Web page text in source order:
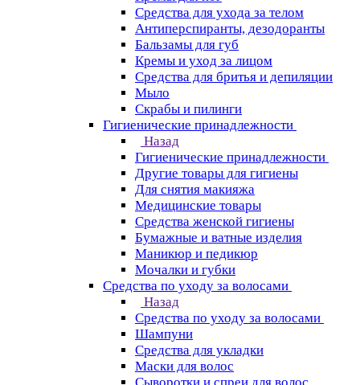
Средства для ухода за телом
Антиперспиранты, дезодоранты
Бальзамы для губ
Кремы и уход за лицом
Средства для бритья и депиляции
Мыло
Скрабы и пилинги
Гигиенические принадлежности
Назад
Гигиенические принадлежности
Другие товары для гигиены
Для снятия макияжа
Медицинские товары
Средства женской гигиены
Бумажные и ватные изделия
Маникюр и педикюр
Мочалки и губки
Средства по уходу за волосами
Назад
Средства по уходу за волосами
Шампуни
Средства для укладки
Маски для волос